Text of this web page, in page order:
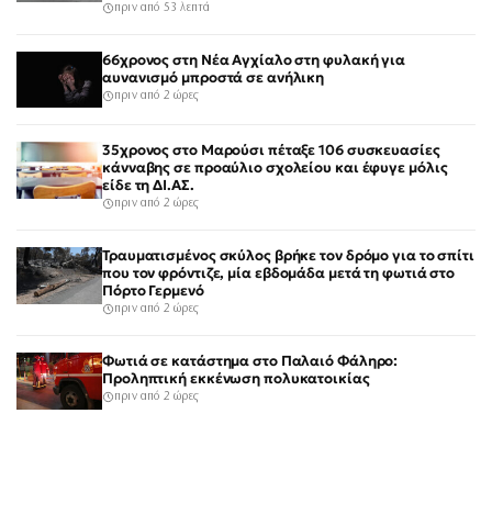
πριν από 53 λεπτά
66χρονος στη Νέα Αγχίαλο στη φυλακή για
αυνανισμό μπροστά σε ανήλικη
πριν από 2 ώρες
35χρονος στο Μαρούσι πέταξε 106 συσκευασίες
κάνναβης σε προαύλιο σχολείου και έφυγε μόλις
είδε τη ΔΙ.ΑΣ.
πριν από 2 ώρες
Τραυματισμένος σκύλος βρήκε τον δρόμο για το σπίτι
που τον φρόντιζε, μία εβδομάδα μετά τη φωτιά στο
Πόρτο Γερμενό
πριν από 2 ώρες
Φωτιά σε κατάστημα στο Παλαιό Φάληρο:
Προληπτική εκκένωση πολυκατοικίας
πριν από 2 ώρες